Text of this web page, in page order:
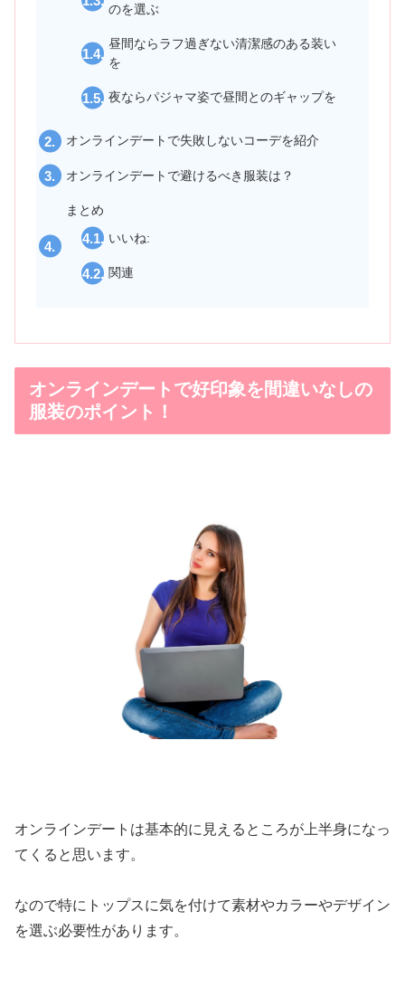
のを選ぶ
昼間ならラフ過ぎない清潔感のある装い
を
夜ならパジャマ姿で昼間とのギャップを
オンラインデートで失敗しないコーデを紹介
オンラインデートで避けるべき服装は？
まとめ
いいね:
関連
オンラインデートで好印象を間違いなしの
服装のポイント！
オンラインデートは基本的に見えるところが上半身になっ
てくると思います。
なので特にトップスに気を付けて素材やカラーやデザイン
を選ぶ必要性があります。